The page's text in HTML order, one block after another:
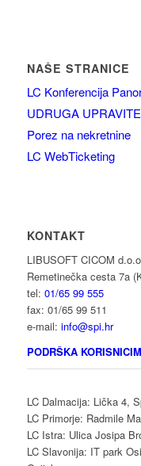
NAŠE STRANICE
LC Konferencija
UDRUGA
Porez na nekretnine
LC WebTicketing
KONTAKT
LIBUSOFT CICOM
Remetinečka cesta 7a
tel: 01/65 99 555
fax: 01/65 99 511
e-mail: info@spi.hr
PODRŠKA
LC Dalmacija: Lička 4,
LC Primorje: Radmile
LC Istra: Ulica Josipa
LC Slavonija: IT park